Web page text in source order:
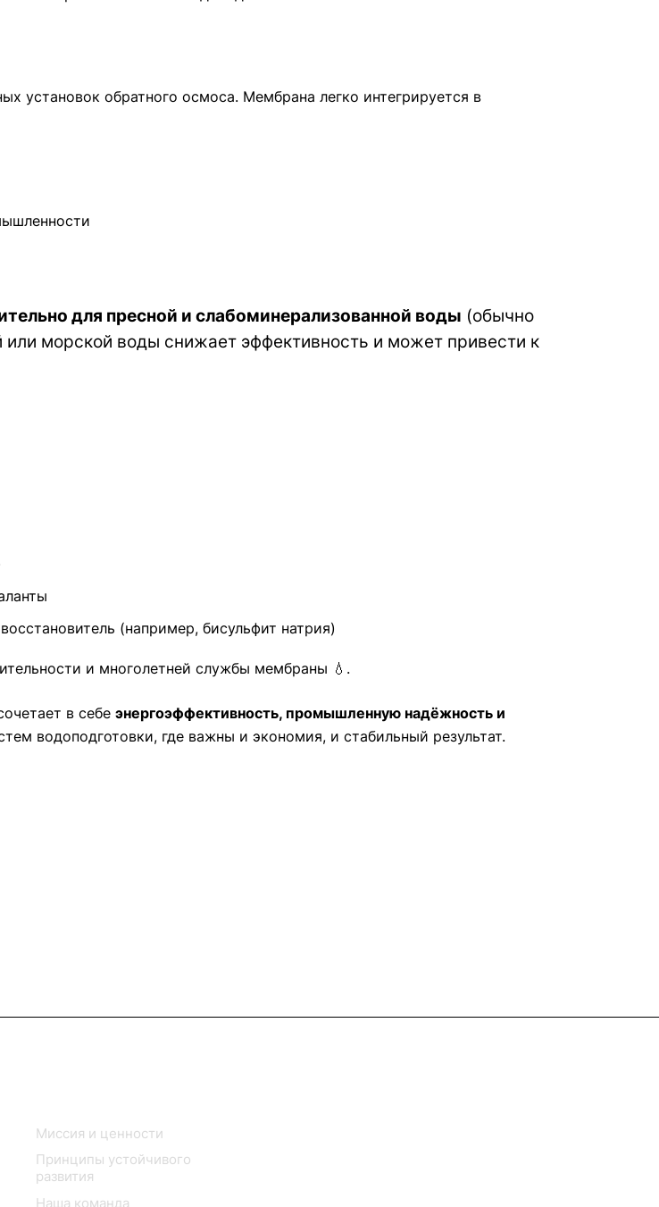
установок обратного осмоса. Мембрана легко интегрируется в
для пресной и слабоминерализованной воды (обычно
морской воды снижает эффективность и может привести к
(например, бисульфит натрия)
и многолетней службы мембраны 💧.
в себе энергоэффективность, промышленную надёжность и
водоподготовки, где важны и экономия, и стабильный результат.
Миссия и ценности
Принципы устойчивого
развития
Наша команда